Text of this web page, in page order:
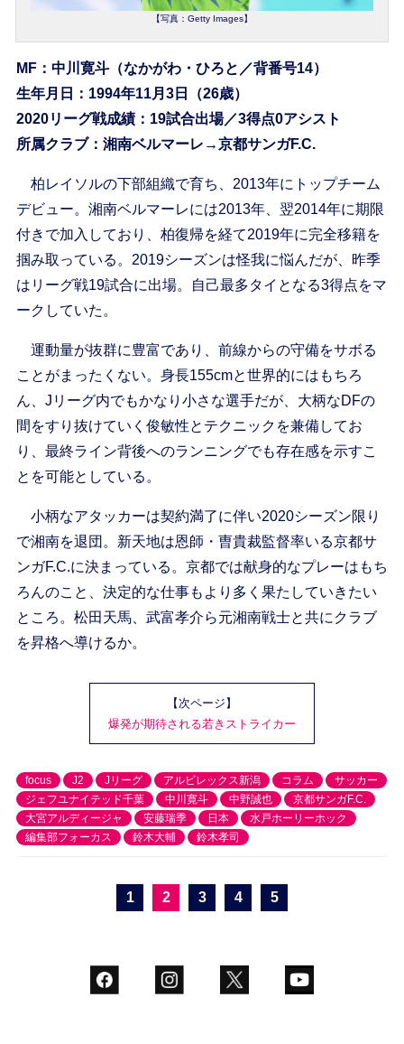
【写真：Getty Images】
MF：中川寛斗（なかがわ・ひろと／背番号14）
生年月日：1994年11月3日（26歳）
2020リーグ戦成績：19試合出場／3得点0アシスト
所属クラブ：湘南ベルマーレ→京都サンガF.C.
柏レイソルの下部組織で育ち、2013年にトップチーム
デビュー。湘南ベルマーレには2013年、翌2014年に期限
付きで加入しており、柏復帰を経て2019年に完全移籍を
掴み取っている。2019シーズンは怪我に悩んだが、昨季
はリーグ戦19試合に出場。自己最多タイとなる3得点をマ
ークしていた。
運動量が抜群に豊富であり、前線からの守備をサボる
ことがまったくない。身長155cmと世界的にはもちろ
ん、Jリーグ内でもかなり小さな選手だが、大柄なDFの
間をすり抜けていく俊敏性とテクニックを兼備してお
り、最終ライン背後へのランニングでも存在感を示すこ
とを可能としている。
小柄なアタッカーは契約満了に伴い2020シーズン限り
で湘南を退団。新天地は恩師・曺貴裁監督率いる京都サ
ンガF.C.に決まっている。京都では献身的なプレーはもち
ろんのこと、決定的な仕事もより多く果たしていきたい
ところ。松田天馬、武富孝介ら元湘南戦士と共にクラブ
を昇格へ導けるか。
【次ページ】
爆発が期待される若きストライカー
focus J2 Jリーグ アルビレックス新潟 コラム
サッカー
ジェフユナイテッド千葉
中川寛斗 中野誠也
京都サンガF.C.
大宮アルディージャ
安藤瑞季 日本
水戸ホーリーホック
編集部フォーカス
鈴木大輔 鈴木孝司
1 2 3 4 5